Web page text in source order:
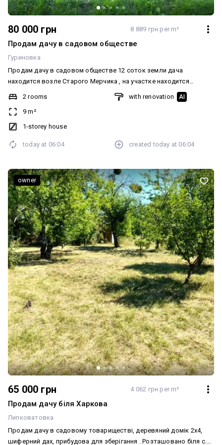
80 000 грн 8 889 грн per m²
Продам дачу в садовом обществе
Гуриновка
Продам дачу в садовом обществе 12 соток земли дача
находится возле Старого Мерчика , на участке находится
небольшой домик на две комнати дом деревянный обшитий
железом есть електичесво , есть вагончик для садового
инвенторя, большой бак для води вода подаётся два раза в
неделю, есть сад орех груша яблони, +38********82 анастасия
2 rooms
9 m²
1-storey house
with renovation AI
today at 06:04 created today at 06:04
65 000 грн 4 062 грн per m²
Продам дачу біля Харкова
Липковатовка
Продам дачу в садовому товариществі, деревяний домік 2х4,
шиферний дах, прибудова для зберігання . Розташовано біля с.
owner